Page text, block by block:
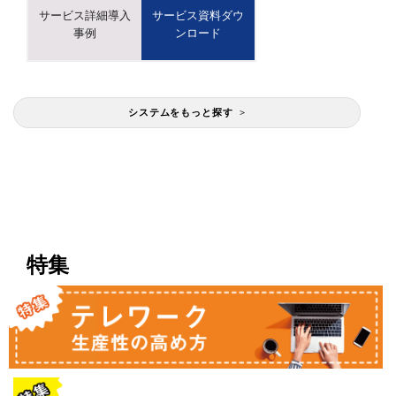
サービス詳細導入
事例
サービス資料ダウ
ンロード
システムをもっと探す >
特集